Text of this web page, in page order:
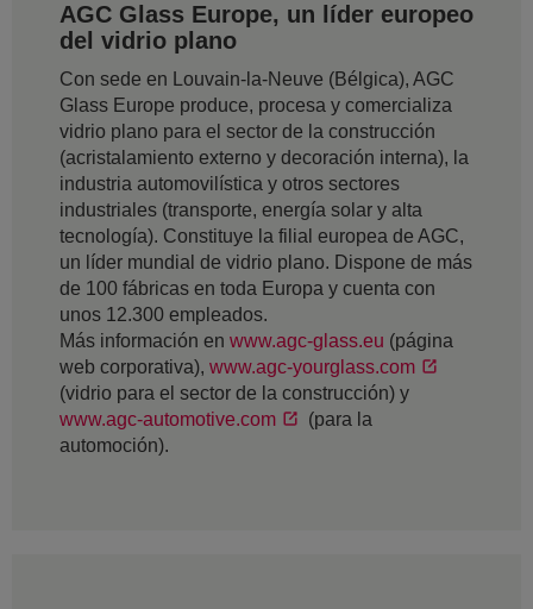
AGC Glass Europe, un líder europeo
del vidrio plano
Con sede en Louvain-la-Neuve (Bélgica), AGC
Glass Europe produce, procesa y comercializa
vidrio plano para el sector de la construcción
(acristalamiento externo y decoración interna), la
industria automovilística y otros sectores
industriales (transporte, energía solar y alta
tecnología). Constituye la filial europea de AGC,
un líder mundial de vidrio plano. Dispone de más
de 100 fábricas en toda Europa y cuenta con
unos 12.300 empleados.
Más información en www.agc-glass.eu (página
web corporativa), www.agc-yourglass.com
(vidrio para el sector de la construcción) y
www.agc-automotive.com
(para la
automoción).